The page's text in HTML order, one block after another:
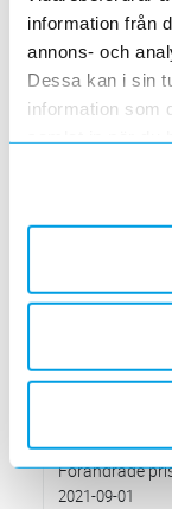
information från
annons- och
Dessa kan i sin
information som
samlat in när du
Ecovadis ger
2022-03-21
Det oberoende
Elektroskandia
pågående
Förändrade
2022-03-01
Med anledning
Prisavisering
2021-12-03
Elektroskandia
Förändrade
2021-09-01